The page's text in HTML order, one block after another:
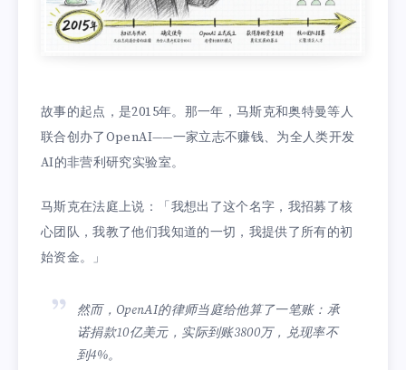
故事的起点，是2015年。那一年，马斯克和奥特曼等人
联合创办了OpenAI——一家立志不赚钱、为全人类开发
AI的非营利研究实验室。
马斯克在法庭上说：「我想出了这个名字，我招募了核
心团队，我教了他们我知道的一切，我提供了所有的初
始资金。」
然而，OpenAI的律师当庭给他算了一笔账：承
诺捐款10亿美元，实际到账3800万，兑现率不
到4%。